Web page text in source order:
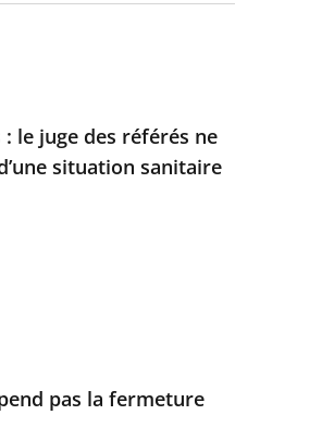
le juge des référés ne
situation sanitaire
pas la fermeture